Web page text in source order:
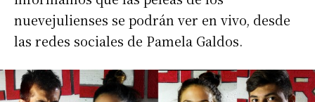
nuevejulienses se podrán ver en vivo, desde
las redes sociales de Pamela Galdos.